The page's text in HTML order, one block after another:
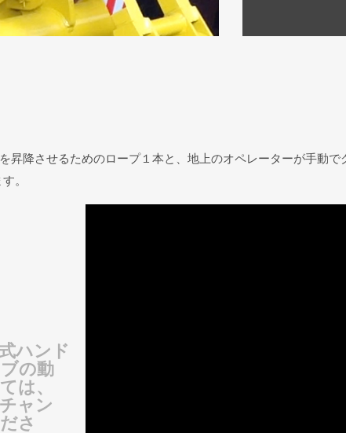
昇降させるためのロープ１本と、地上のオペレーターが手動
。
ハンド
の動
は、
ャン
さ